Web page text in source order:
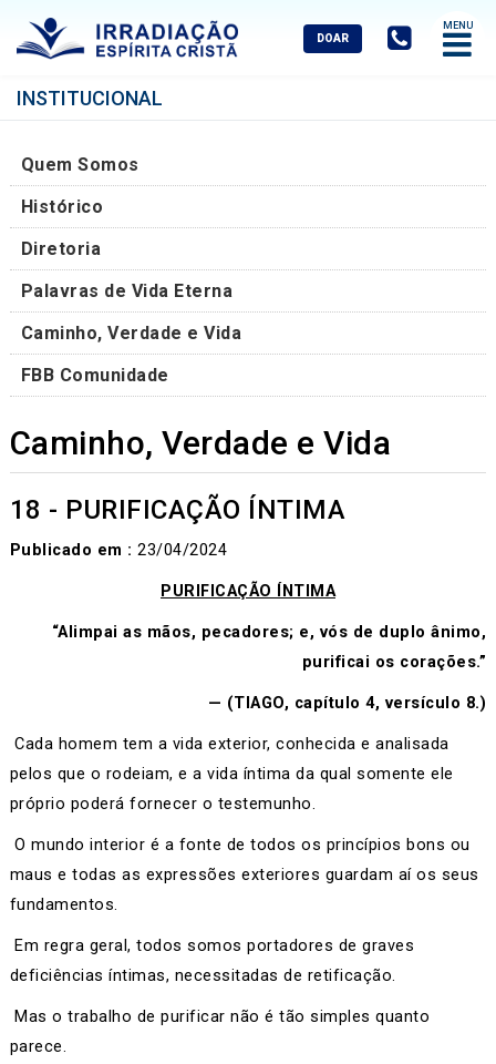
Abrir
Menu
INSTITUCIONAL
Quem Somos
Histórico
Diretoria
Palavras de Vida Eterna
Caminho, Verdade e Vida
FBB Comunidade
Caminho, Verdade e Vida
18 - PURIFICAÇÃO ÍNTIMA
Publicado em : 23/04/2024
PURIFICAÇÃO ÍNTIMA
“Alimpai as mãos, pecadores; e, vós de duplo ânimo,
purificai os corações.”
— (TIAGO, capítulo 4, versículo 8.)
Cada homem tem a vida exterior, conhecida e analisada
pelos que o rodeiam, e a vida íntima da qual somente ele
próprio poderá fornecer o testemunho.
O mundo interior é a fonte de todos os princípios bons ou
maus e todas as expressões exteriores guardam aí os seus
fundamentos.
Em regra geral, todos somos portadores de graves
deficiências íntimas, necessitadas de retificação.
Mas o trabalho de purificar não é tão simples quanto
parece.